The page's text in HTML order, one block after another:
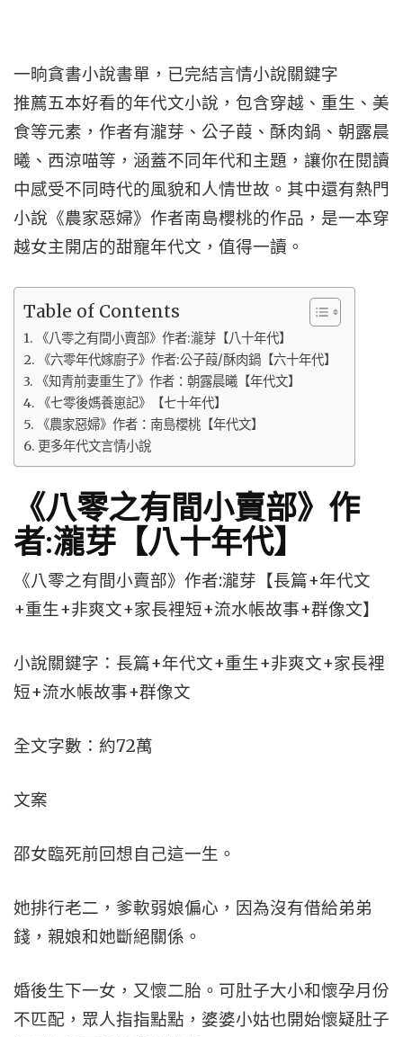
一晌貪書小說書單，已完結言情小說關鍵字
推薦五本好看的年代文小說，包含穿越、重生、美
食等元素，作者有瀧芽、公子葭、酥肉鍋、朝露晨
曦、西涼喵等，涵蓋不同年代和主題，讓你在閱讀
中感受不同時代的風貌和人情世故。其中還有熱門
小說《農家惡婦》作者南島櫻桃的作品，是一本穿
越女主開店的甜寵年代文，值得一讀。
Table of Contents
《八零之有間小賣部》作者:瀧芽【八十年代】
《六零年代嫁廚子》作者:公子葭/酥肉鍋【六十年代】
《知青前妻重生了》作者：朝露晨曦【年代文】
《七零後媽養崽記》【七十年代】
《農家惡婦》作者：南島櫻桃【年代文】
更多年代文言情小說
《八零之有間小賣部》作
者:瀧芽【八十年代】
《八零之有間小賣部》作者:瀧芽【長篇+年代文
+重生+非爽文+家長裡短+流水帳故事+群像文】
小說關鍵字：長篇+年代文+重生+非爽文+家長裡
短+流水帳故事+群像文
全文字數：約72萬
文案
邵女臨死前回想自己這一生。
她排行老二，爹軟弱娘偏心，因為沒有借給弟弟
錢，親娘和她斷絕關係。
婚後生下一女，又懷二胎。可肚子大小和懷孕月份
不匹配，眾人指指點點，婆婆小姑也開始懷疑肚子